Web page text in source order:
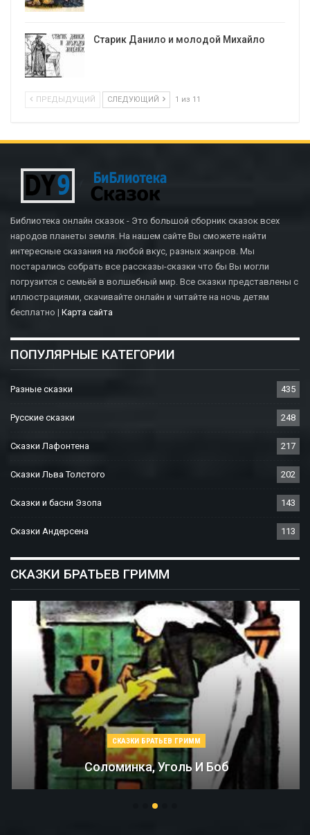
Старик Данило и молодой Михайло
ПРЕДЫДУЩИЙ СЛЕДУЮЩИЙ 1 из 11
Библиотека онлайн сказок - Это большой сборник сказок всех
народов планеты земля. На нашем сайте Вы сможете найти
интересные сказания на любой вкус, разных жанров. Мы
постарались собрать все рассказы-сказки что бы Вы могли
погрузится с семьёй в волшебный мир. Все сказки представлены с
иллюстрациями, скачивайте онлайн и читайте на ночь детям
бесплатно | Карта сайта
ПОПУЛЯРНЫЕ КАТЕГОРИИ
Разные сказки 435
Русские сказки 248
Сказки Лафонтена 217
Сказки Льва Толстого 202
Сказки и басни Эзопа 143
Сказки Андерсена 113
СКАЗКИ БРАТЬЕВ ГРИММ
СКАЗКИ БРАТЬЕВ ГРИММ
Соломинка, Уголь И Боб